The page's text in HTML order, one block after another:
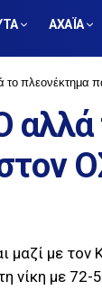
ΑΧΑΪΑ
το
αλλά
μαζί με τον
νίκη με 72-